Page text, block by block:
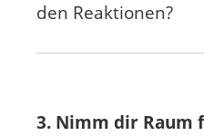
den Reaktionen?
3. Nimm dir Raum